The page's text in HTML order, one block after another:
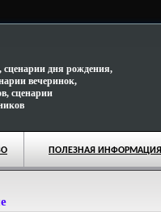
дня рождения,
вечеринок,
сценарии
ПОЛЕЗНАЯ ИНФОРМАЦИЯ